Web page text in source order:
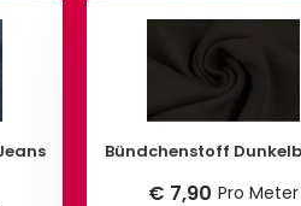
Bündchenstoff
€ 7,90 Pro Meter